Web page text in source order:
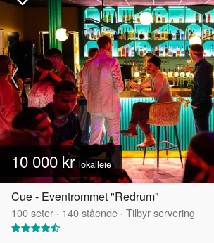
10 000 krlokalleie
Cue - Eventrommet "Redrum"
100seter · 140stående · Tilbyr servering